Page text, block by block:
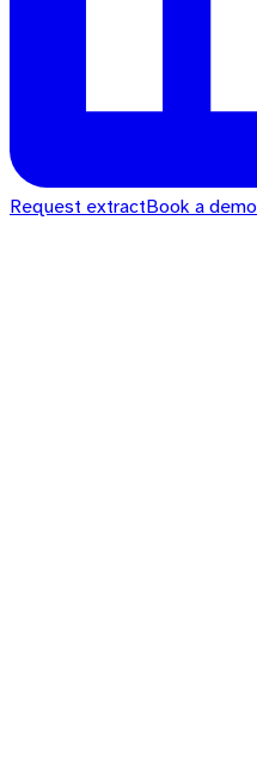
Request extractBook a demo